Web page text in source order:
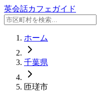
英会話カフェガイド
ホーム
千葉県
匝瑳市